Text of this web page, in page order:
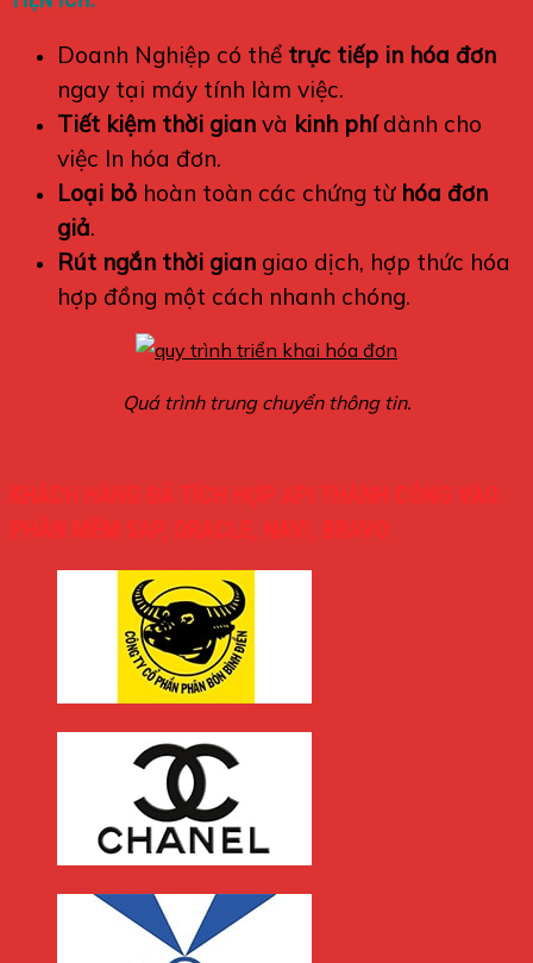
Doanh Nghiệp có thể trực tiếp in hóa đơn
ngay tại máy tính làm việc.
Tiết kiệm thời gian và kinh phídành cho
việc In hóa đơn.
Loại bỏ hoàn toàn các chứng từ hóa đơn
giả.
Rút ngắn thời gian giao dịch, hợp thức hóa
hợp đồng một cách nhanh chóng.
Quá trình trung chuyển thông tin.
KHÁCH HÀNG ĐÃ TÍCH HỢP API THÀNH CÔNG VÀO
PHẦN MỀM SAP, ORACLE, NAVI, BRAVO